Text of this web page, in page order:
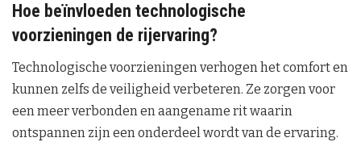
Hoe beïnvloeden technologische
voorzieningen de rijervaring?
Technologische voorzieningen verhogen het comfort en
kunnen zelfs de veiligheid verbeteren. Ze zorgen voor
een meer verbonden en aangename rit waarin
ontspannen zijn een onderdeel wordt van de ervaring.